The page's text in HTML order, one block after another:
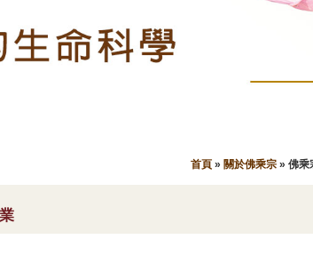
首頁 » 關於佛乘宗 » 佛乘